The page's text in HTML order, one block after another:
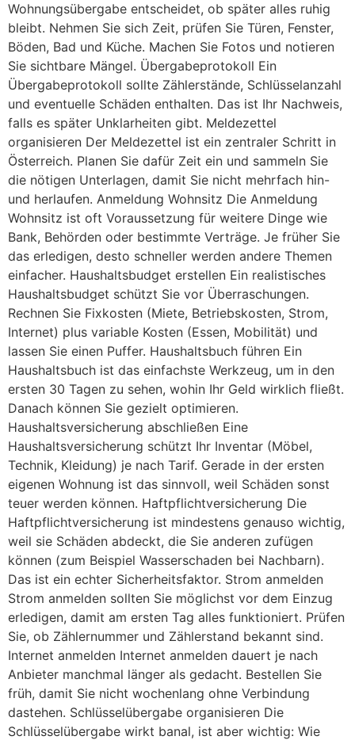
Wohnungsübergabe entscheidet, ob später alles ruhig
bleibt. Nehmen Sie sich Zeit, prüfen Sie Türen, Fenster,
Böden, Bad und Küche. Machen Sie Fotos und notieren
Sie sichtbare Mängel. Übergabeprotokoll Ein
Übergabeprotokoll sollte Zählerstände, Schlüsselanzahl
und eventuelle Schäden enthalten. Das ist Ihr Nachweis,
falls es später Unklarheiten gibt. Meldezettel
organisieren Der Meldezettel ist ein zentraler Schritt in
Österreich. Planen Sie dafür Zeit ein und sammeln Sie
die nötigen Unterlagen, damit Sie nicht mehrfach hin-
und herlaufen. Anmeldung Wohnsitz Die Anmeldung
Wohnsitz ist oft Voraussetzung für weitere Dinge wie
Bank, Behörden oder bestimmte Verträge. Je früher Sie
das erledigen, desto schneller werden andere Themen
einfacher. Haushaltsbudget erstellen Ein realistisches
Haushaltsbudget schützt Sie vor Überraschungen.
Rechnen Sie Fixkosten (Miete, Betriebskosten, Strom,
Internet) plus variable Kosten (Essen, Mobilität) und
lassen Sie einen Puffer. Haushaltsbuch führen Ein
Haushaltsbuch ist das einfachste Werkzeug, um in den
ersten 30 Tagen zu sehen, wohin Ihr Geld wirklich fließt.
Danach können Sie gezielt optimieren.
Haushaltsversicherung abschließen Eine
Haushaltsversicherung schützt Ihr Inventar (Möbel,
Technik, Kleidung) je nach Tarif. Gerade in der ersten
eigenen Wohnung ist das sinnvoll, weil Schäden sonst
teuer werden können. Haftpflichtversicherung Die
Haftpflichtversicherung ist mindestens genauso wichtig,
weil sie Schäden abdeckt, die Sie anderen zufügen
können (zum Beispiel Wasserschaden bei Nachbarn).
Das ist ein echter Sicherheitsfaktor. Strom anmelden
Strom anmelden sollten Sie möglichst vor dem Einzug
erledigen, damit am ersten Tag alles funktioniert. Prüfen
Sie, ob Zählernummer und Zählerstand bekannt sind.
Internet anmelden Internet anmelden dauert je nach
Anbieter manchmal länger als gedacht. Bestellen Sie
früh, damit Sie nicht wochenlang ohne Verbindung
dastehen. Schlüsselübergabe organisieren Die
Schlüsselübergabe wirkt banal, ist aber wichtig: Wie